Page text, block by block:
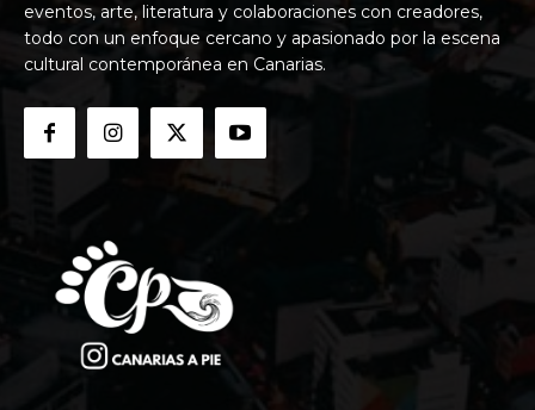
eventos, arte, literatura y colaboraciones con creadores,
todo con un enfoque cercano y apasionado por la escena
cultural contemporánea en Canarias.